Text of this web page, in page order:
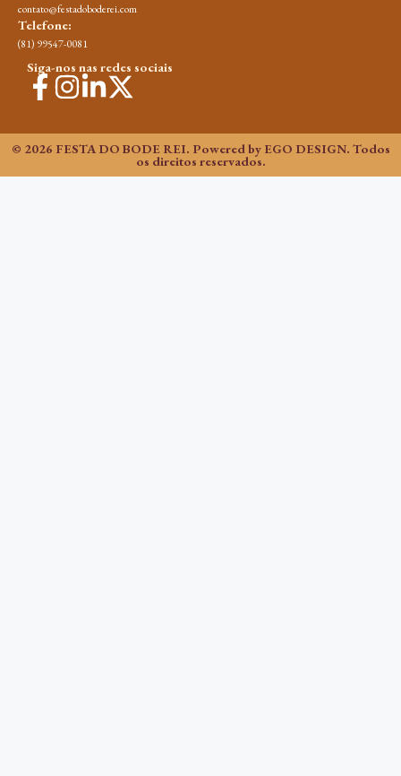
contato@festadoboderei.com
Telefone:
(81) 99547-0081
Siga-nos nas redes sociais
© 2026 FESTA DO BODE REI. Powered by EGO DESIGN. Todos
os direitos reservados.